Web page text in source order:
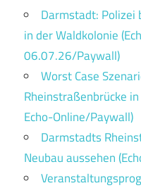
Darmstadt:
in der Waldkolonie
06.07.26/Paywall)
Worst Case
Rheinstraßenbrücke
Echo-Online/Paywall)
Darmstadts
Neubau aussehen